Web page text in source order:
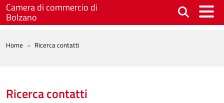
Skip to main content
Camera di commercio di
Bolzano
BREADCRUMB
Home Ricerca contatti
Ricerca contatti